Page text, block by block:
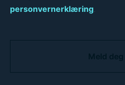
personvernerklæring